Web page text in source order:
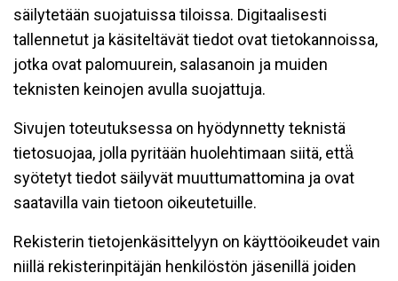
säilytetään suojatuissa tiloissa. Digitaalisesti
tallennetut ja käsiteltävät tiedot ovat tietokannoissa,
jotka ovat palomuurein, salasanoin ja muiden
teknisten keinojen avulla suojattuja.
Sivujen toteutuksessa on hyödynnetty teknistä
tietosuojaa, jolla pyritään huolehtimaan siitä, että̈
syötetyt tiedot säilyvät muuttumattomina ja ovat
saatavilla vain tietoon oikeutetuille.
Rekisterin tietojenkäsittelyyn on käyttöoikeudet vain
niillä rekisterinpitäjän henkilöstön jäsenillä joiden